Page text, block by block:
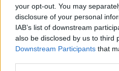
your opt-out. You may
disclosure of your personal
IAB’s list of downstream
also be disclosed by us to third
Downstream Participants that
21:00
PARTY TIME ΜΕ LIVE